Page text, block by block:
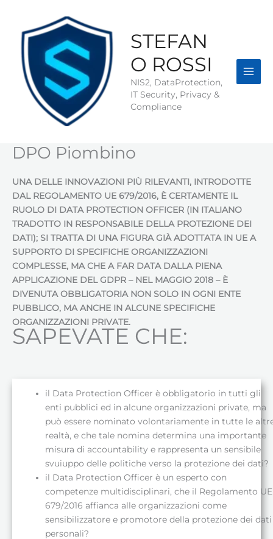
contenuto
STEFAN
O ROSSI
NIS2, DataProtection,
IT Security, Privacy &
Compliance
DPO Piombino
UNA DELLE INNOVAZIONI PIÙ RILEVANTI, INTRODOTTE
DAL REGOLAMENTO UE 679/2016, È CERTAMENTE IL
RUOLO DI DATA PROTECTION OFFICER (IN ITALIANO
TRADOTTO IN RESPONSABILE DELLA PROTEZIONE DEI
DATI); SI TRATTA DI UNA FIGURA GIÀ ADOTTATA IN UE A
SUPPORTO DI SPECIFICHE ORGANIZZAZIONI
COMPLESSE, MA CHE A FAR DATA DALLA PIENA
APPLICAZIONE DEL GDPR – NEL MAGGIO 2018 – È
DIVENUTA OBBLIGATORIA NON SOLO IN OGNI ENTE
PUBBLICO, MA ANCHE IN ALCUNE SPECIFICHE
ORGANIZZAZIONI PRIVATE.
SAPEVATE CHE:
il Data Protection Officer è obbligatorio in tutti gli
enti pubblici ed in alcune organizzazioni private, ma
può essere nominato volontariamente in tutte le
realtà, e che tale nomina determina una importante
misura di accountability e rappresenta un sensibile
svuiuppo delle politiche verso la protezione dei dati?
il Data Protection Officer è un esperto con
competenze multidisciplinari, che il Regolamento UE
679/2016 affianca alle organizzazioni come
sensibilizzatore e promotore della protezione dei dati
personali?